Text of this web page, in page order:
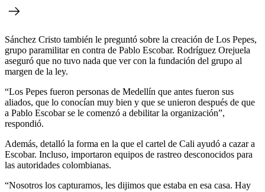
Sánchez Cristo también le preguntó sobre la creación de Los Pepes,
grupo paramilitar en contra de Pablo Escobar. Rodríguez Orejuela
aseguró que no tuvo nada que ver con la fundación del grupo al
margen de la ley.
“Los Pepes fueron personas de Medellín que antes fueron sus
aliados, que lo conocían muy bien y que se unieron después de que
a Pablo Escobar se le comenzó a debilitar la organización”,
respondió.
Además, detalló la forma en la que el cartel de Cali ayudó a cazar a
Escobar. Incluso, importaron equipos de rastreo desconocidos para
las autoridades colombianas.
“Nosotros los capturamos, les dijimos que estaba en esa casa. Hay